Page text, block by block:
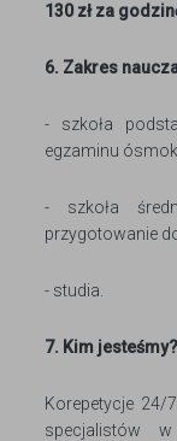
130 zł za
6. Zakres
- szkoła
egzaminu
- szkoła
przygotowanie
- studia.
7. Kim jesteśmy?
Korepetycje 24/
specjalistów